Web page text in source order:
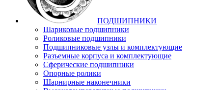
ПОДШИПНИКИ
Шариковые подшипники
Роликовые подшипники
Подшипниковые узлы и комплектующие
Разъемные корпуса и комплектующие
Сферические подшипники
Опорные ролики
Шарнирные наконечники